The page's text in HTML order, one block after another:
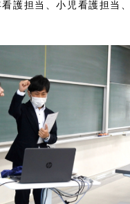
護担当、小児看護担当